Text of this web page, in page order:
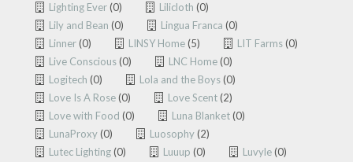
Lighting Ever(0) Lilicloth (0)
Lily and Bean (0) Lingua Franca (0)
Linner(0) LINSY Home(5) LIT Farms(0)
Live Conscious(0) LNC Home(0)
Logitech (0) Lola and the Boys(0)
Love Is A Rose(0) Love Scent(2)
Love with Food (0) Luna Blanket(0)
LunaProxy(0) Luosophy(2)
Lutec Lighting(0) Luuup (0) Luvyle(0)